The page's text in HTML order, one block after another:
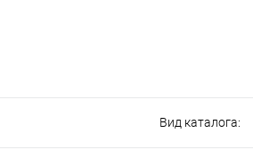
Вид каталога: